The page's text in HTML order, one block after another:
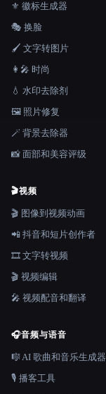
⚜️ 徽标生成器
🎭 换脸
🖌️ 文字转图片
👩‍🎤 时尚
💧 水印去除剂
🖼️ 照片修复
🪄 背景去除器
📸 面部和美容评级
🎬视频
🎬 图像到视频动画
📲 抖音和短片创作者
🎞️ 文字转视频
🎬 视频编辑
🎤 视频配音和翻译
🎧音频与语音
🎼 AI 歌曲和音乐生成器
🎙️ 播客工具